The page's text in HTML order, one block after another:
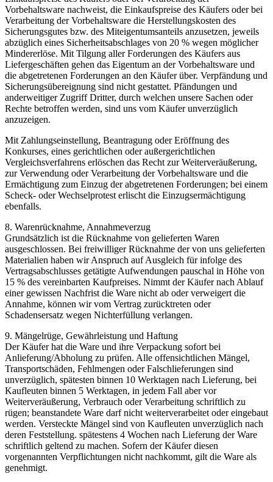
Vorbehaltsware nachweist, die Einkaufspreise des Käufers oder bei
Verarbeitung der Vorbehaltsware die Herstellungskosten des
Sicherungsgutes bzw. des Miteigentumsanteils anzusetzen, jeweils
abzüglich eines Sicherheitsabschlages von 20 % wegen möglicher
Mindererlöse. Mit Tilgung aller Forderungen des Käufers aus
Liefergeschäften gehen das Eigentum an der Vorbehaltsware und
die abgetretenen Forderungen an den Käufer über. Verpfändung und
Sicherungsübereignung sind nicht gestattet. Pfändungen und
anderweitiger Zugriff Dritter, durch welchen unsere Sachen oder
Rechte betroffen werden, sind uns vom Käufer unverzüglich
anzuzeigen.
Mit Zahlungseinstellung, Beantragung oder Eröffnung des
Konkurses, eines gerichtlichen oder außergerichtlichen
Vergleichsverfahrens erlöschen das Recht zur Weiterveräußerung,
zur Verwendung oder Verarbeitung der Vorbehaltsware und die
Ermächtigung zum Einzug der abgetretenen Forderungen; bei einem
Scheck- oder Wechselprotest erlischt die Einzugsermächtigung
ebenfalls.
8. Warenrücknahme, Annahmeverzug
Grundsätzlich ist die Rücknahme von gelieferten Waren
ausgeschlossen. Bei freiwilliger Rücknahme der von uns gelieferten
Materialien haben wir Anspruch auf Ausgleich für infolge des
Vertragsabschlusses getätigte Aufwendungen pauschal in Höhe von
15 % des vereinbarten Kaufpreises. Nimmt der Käufer nach Ablauf
einer gewissen Nachfrist die Ware nicht ab oder verweigert die
Annahme, können wir vom Vertrag zurücktreten oder
Schadensersatz wegen Nichterfüllung verlangen.
9. Mängelrüge, Gewährleistung und Haftung
Der Käufer hat die Ware und ihre Verpackung sofort bei
Anlieferung/Abholung zu prüfen. Alle offensichtlichen Mängel,
Transportschäden, Fehlmengen oder Falschlieferungen sind
unverzüglich, spätesten binnen 10 Werktagen nach Lieferung, bei
Kaufleuten binnen 5 Werktagen, in jedem Fall aber vor
Weiterveräußerung, Verbrauch oder Verarbeitung schriftlich zu
rügen; beanstandete Ware darf nicht weiterverarbeitet oder eingebaut
werden. Versteckte Mängel sind von Kaufleuten unverzüglich nach
deren Feststellung. spätestens 4 Wochen nach Lieferung der Ware
schriftlich geltend zu machen. Sofern der Käufer diesen
vorgenannten Verpflichtungen nicht nachkommt, gilt die Ware als
genehmigt.